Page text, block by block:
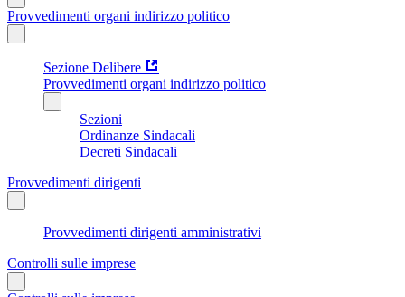
Provvedimenti organi indirizzo politico
Sezione Delibere
Provvedimenti organi indirizzo politico
Sezioni
Ordinanze Sindacali
Decreti Sindacali
Provvedimenti dirigenti
Provvedimenti dirigenti amministrativi
Controlli sulle imprese